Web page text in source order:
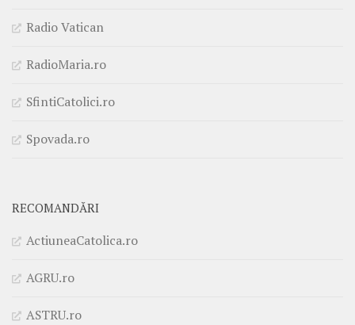
Radio Vatican
RadioMaria.ro
SfintiCatolici.ro
Spovada.ro
RECOMANDĂRI
ActiuneaCatolica.ro
AGRU.ro
ASTRU.ro